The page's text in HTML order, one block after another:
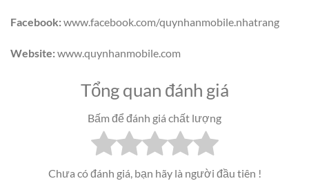
Facebook:www.facebook.com/quynhanmobile.nhatrang
Website:www.quynhanmobile.com
Tổng quan đánh giá
Bấm để đánh giá chất lượng
Chưa có đánh giá, bạn hãy là người đầu tiên !